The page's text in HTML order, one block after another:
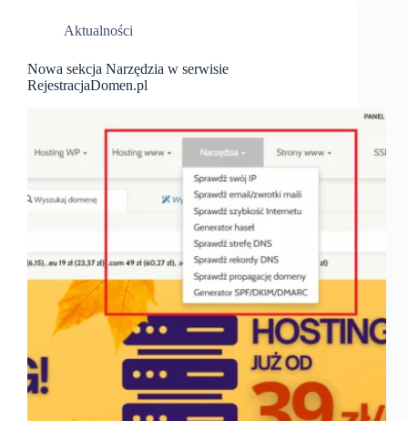
Aktualności
Nowa sekcja Narzędzia w serwisie
RejestracjaDomen.pl